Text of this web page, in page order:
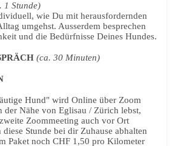
1 Stunde)
wie Du mit herausfordernden
umgehst. Ausserdem besprechen
und die Bedürfnisse Deines Hundes.
(ca. 30 Minuten)
Hund" wird Online über Zoom
der Nähe von Eglisau / Zürich lebst,
Zoommeeting auch vor Ort
Stunde bei dir Zuhause abhalten
Paket noch CHF 1,50 pro Kilometer